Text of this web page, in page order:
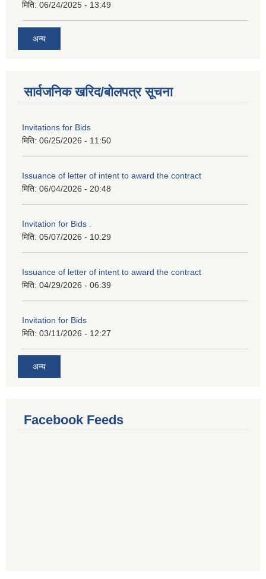
मिति: 06/24/2025 - 13:49
अन्य
सार्वजनिक खरिद/बोलपत्र सूचना
Invitations for Bids
मिति: 06/25/2026 - 11:50
Issuance of letter of intent to award the contract
मिति: 06/04/2026 - 20:48
Invitation for Bids .
मिति: 05/07/2026 - 10:29
Issuance of letter of intent to award the contract
मिति: 04/29/2026 - 06:39
Invitation for Bids
मिति: 03/11/2026 - 12:27
अन्य
Facebook Feeds